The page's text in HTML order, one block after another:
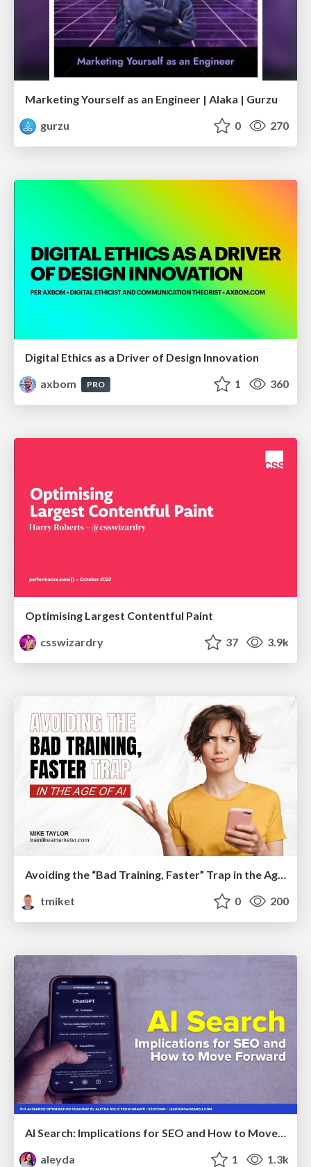
Marketing Yourself as an Engineer | Alaka | Gurzu
gurzu
0 270
Digital Ethics as a Driver of Design Innovation
axbom
PRO 1 360
Optimising Largest Contentful Paint
csswizardry
37 3.9k
Avoiding the “Bad Training, Faster” Trap in the Age of AI
tmiket
0 200
AI Search: Implications for SEO and How to Move Forward - #ShenzhenSEOConference
aleyda
1 1.3k